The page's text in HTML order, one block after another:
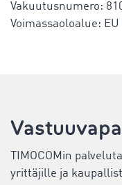
Vakuutusnumero:
Voimassaoloalue: EU
TIMOCOMin
yrittäjille ja